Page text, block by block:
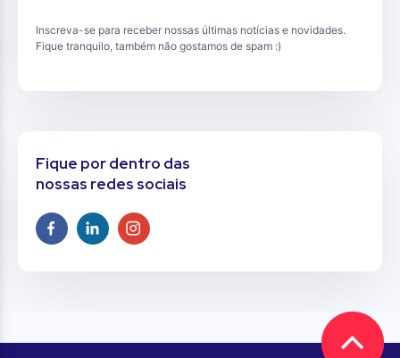
Inscreva-se para receber nossas últimas notícias e novidades.
Fique tranquilo, também não gostamos de spam :)
Fique por dentro das
nossas redes sociais